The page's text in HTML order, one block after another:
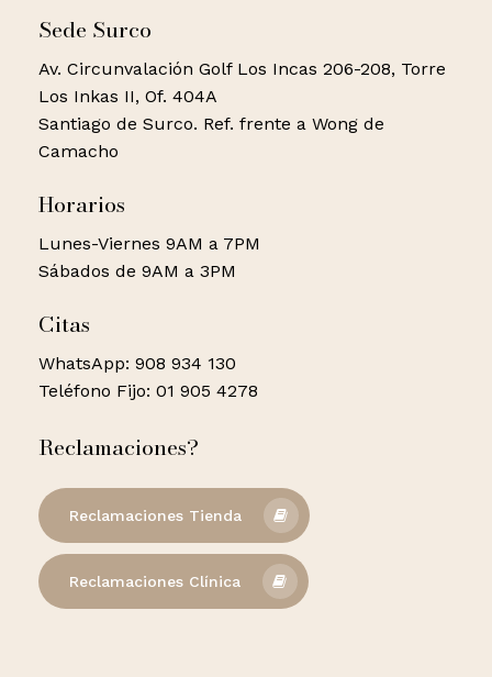
Sede Surco
Av. Circunvalación Golf Los Incas 206-208, Torre
Los Inkas II, Of. 404A
Santiago de Surco. Ref. frente a Wong de
Camacho
Horarios
Lunes-Viernes 9AM a 7PM
Sábados de 9AM a 3PM
Citas
WhatsApp: 908 934 130
Teléfono Fijo: 01 905 4278
Reclamaciones?
Reclamaciones Tienda
Reclamaciones Clínica